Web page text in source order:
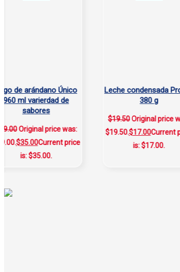
arándano Único
ml varierdad de
sabores
Original price was:
$35.00Current price
is: $35.00.
Leche condensada Pronto
380 g
19.50Original price was:
$19.50.$17.00 Current price
is: $17.00.